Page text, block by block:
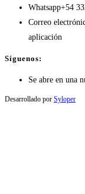
Whatsapp+54
Correo
aplicación
Síguenos:
Se abre en una
Desarrollado por Syloper